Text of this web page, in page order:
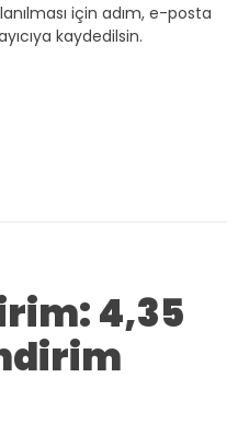
için adım, e-posta
kaydedilsin.
4,35